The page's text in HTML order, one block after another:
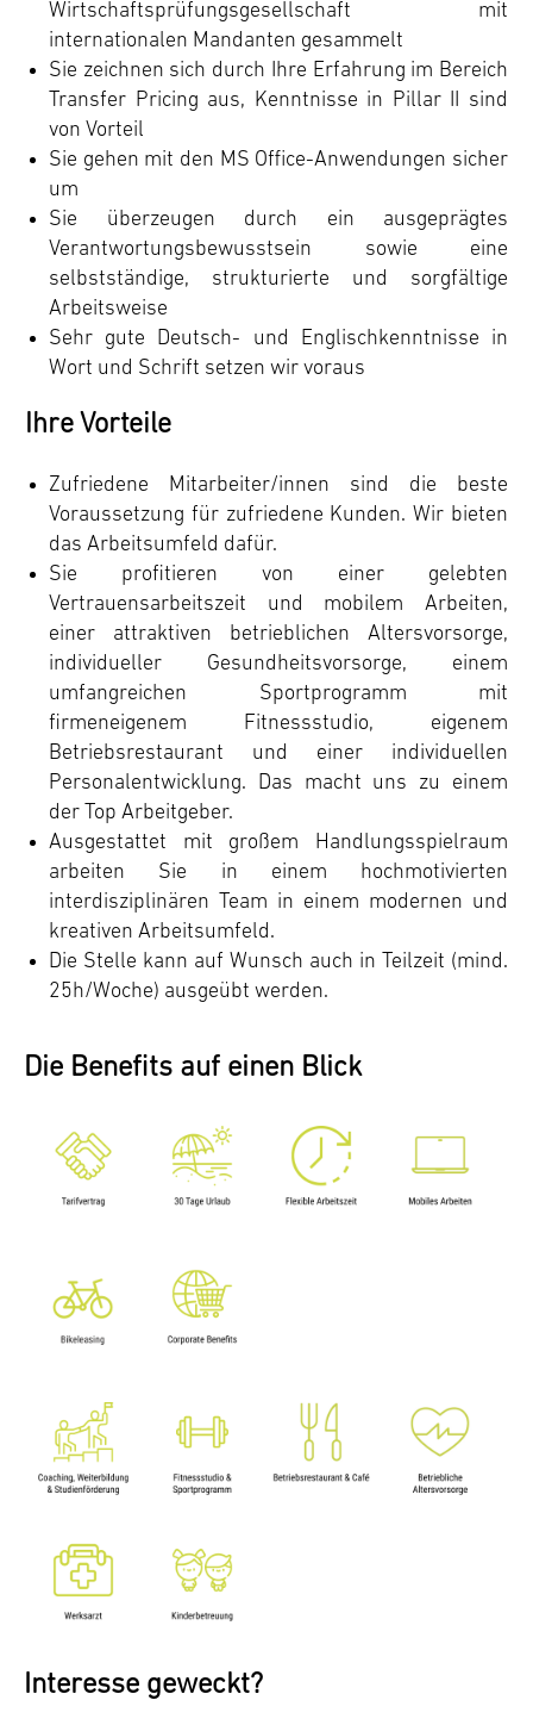
Wirtschaftsprüfungsgesellschaft mit
internationalen Mandanten gesammelt
Sie zeichnen sich durch Ihre Erfahrung im Bereich
Transfer Pricing aus, Kenntnisse in Pillar II sind
von Vorteil
Sie gehen mit den MS Office-Anwendungen sicher
um
Sie überzeugen durch ein ausgeprägtes
Verantwortungsbewusstsein sowie eine
selbstständige, strukturierte und sorgfältige
Arbeitsweise
Sehr gute Deutsch- und Englischkenntnisse in
Wort und Schrift setzen wir voraus
Ihre Vorteile
Zufriedene Mitarbeiter/innen sind die beste
Voraussetzung für zufriedene Kunden. Wir bieten
das Arbeitsumfeld dafür.
Sie profitieren von einer gelebten
Vertrauensarbeitszeit und mobilem Arbeiten,
einer attraktiven betrieblichen Altersvorsorge,
individueller Gesundheitsvorsorge, einem
umfangreichen Sportprogramm mit
firmeneigenem Fitnessstudio, eigenem
Betriebsrestaurant und einer individuellen
Personalentwicklung. Das macht uns zu einem
der Top Arbeitgeber.
Ausgestattet mit großem Handlungsspielraum
arbeiten Sie in einem hochmotivierten
interdisziplinären Team in einem modernen und
kreativen Arbeitsumfeld.
Die Stelle kann auf Wunsch auch in Teilzeit (mind.
25h/Woche) ausgeübt werden.
Die Benefits auf einen Blick
Interesse geweckt?